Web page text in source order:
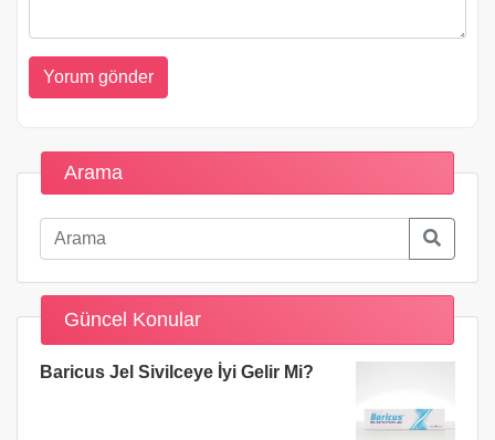
Arama
Güncel Konular
Baricus Jel Sivilceye İyi Gelir Mi?